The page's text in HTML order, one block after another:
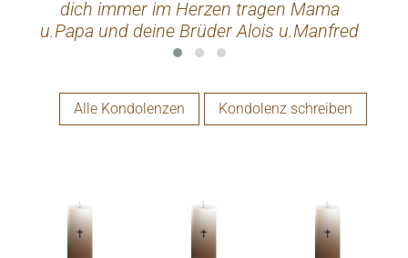
dich immer im Herzen tragen Mama
u.Papa und deine Brüder Alois u.Manfred
Alle Kondolenzen Kondolenz schreiben